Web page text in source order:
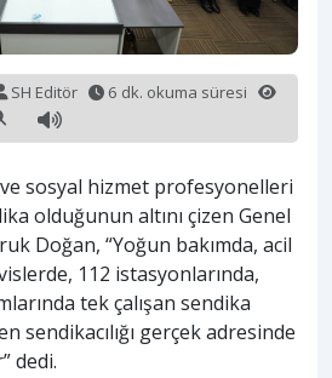
SH Editör
6 dk. okuma süresi
ve sosyal hizmet profesyonelleri
olduğunun altını çizen Genel
Doğan, “Yoğun bakımda, acil
112 istasyonlarında,
tek çalışan sendika
sendikacılığı gerçek adresinde
dedi.